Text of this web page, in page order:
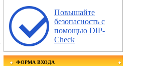
Повышайте
безопасность с
помощью DIP-
Check
ФОРМА ВХОДА